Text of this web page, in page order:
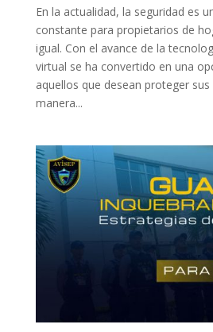
En la actualidad, la seguridad es
constante para propietarios de
igual. Con el avance de la
virtual se ha convertido en una
aquellos que desean proteger
manera...